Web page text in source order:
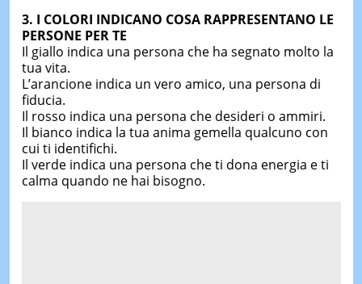
3. I COLORI INDICANO COSA RAPPRESENTANO LE
PERSONE PER TE
Il giallo indica una persona che ha segnato molto la
tua vita.
L’arancione indica un vero amico, una persona di
fiducia.
Il rosso indica una persona che desideri o ammiri.
Il bianco indica la tua anima gemella qualcuno con
cui ti identifichi.
Il verde indica una persona che ti dona energia e ti
calma quando ne hai bisogno.